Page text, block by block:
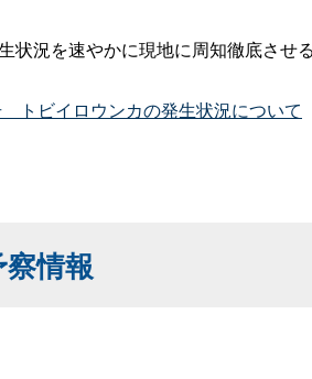
況を速やかに現地に周知徹底させ
トビイロウンカの発生状況について
情報